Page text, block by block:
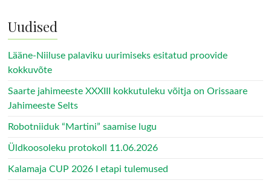
Uudised
Lääne-Niiluse palaviku uurimiseks esitatud proovide
kokkuvõte
Saarte jahimeeste XXXIII kokkutuleku võitja on Orissaare
Jahimeeste Selts
Robotniiduk “Martini” saamise lugu
Üldkoosoleku protokoll 11.06.2026
Kalamaja CUP 2026 I etapi tulemused